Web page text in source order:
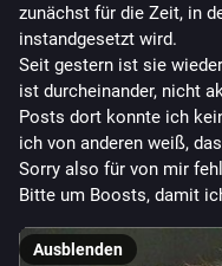
zunächst für die Zeit, in
instandgesetzt wird.
Seit gestern ist sie
ist durcheinander, nicht
Posts dort konnte ich
ich von anderen weiß,
Sorry also für von mir
Bitte um Boosts, damit
Ausblenden